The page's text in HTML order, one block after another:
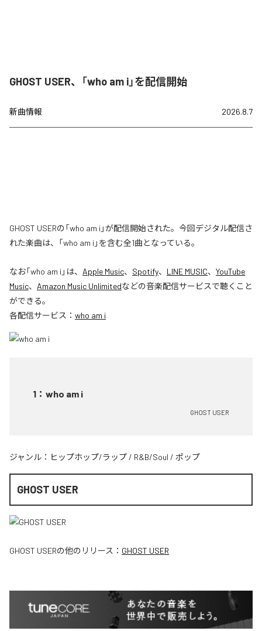
GHOST USER、「who am i」を配信開始
新曲情報 2026.8.7
GHOST USERの「who am i」が配信開始された。今回デジタル配信さ
れた楽曲は、「who am i」を含む全1曲となっている。
なお「who am i 」は、 Apple Music、 Spotify、 LINE MUSIC、 YouTube
Music、 Amazon Music Unlimitedなどの音楽配信サービスで聴くこと
ができる。
各配信サービス： who am i
1 ： who am i
GHOST USER
ジャンル： ヒップホップ/ラップ / R&B/Soul / ポップ
GHOST USER
GHOST USERの他のリリース： GHOST USER